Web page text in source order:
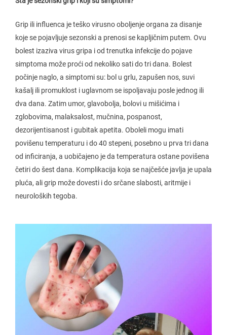
Grip ili influenca je teško virusno oboljenje organa za disanje
koje se pojavljuje sezonski a prenosi se kapljičnim putem. Ovu
bolest izaziva virus gripa i od trenutka infekcije do pojave
simptoma može proći od nekoliko sati do tri dana. Bolest
počinje naglo, a simptomi su: bol u grlu, zapušen nos, suvi
kašalj ili promuklost i uglavnom se ispoljavaju posle jednog ili
dva dana. Zatim umor, glavobolja, bolovi u mišićima i
zglobovima, malaksalost, mučnina, pospanost,
dezorijentisanost i gubitak apetita. Oboleli mogu imati
povišenu temperaturu i do 40 stepeni, posebno u prva tri dana
od inficiranja, a uobičajeno je da temperatura ostane povišena
četiri do šest dana. Komplikacija koja se najčešće javlja je upala
pluća, ali grip može dovesti i do srčane slabosti, aritmije i
neuroloških tegoba.